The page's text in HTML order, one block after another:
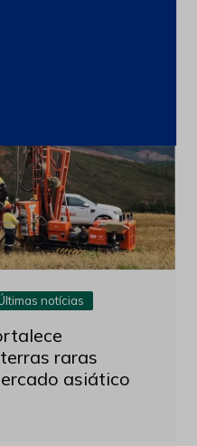
notícias
raras
asiático